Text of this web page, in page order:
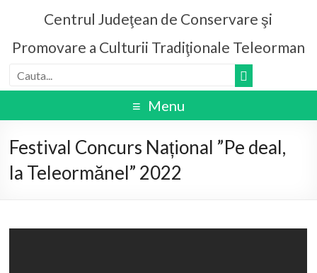
Centrul Judeţean de Conservare şi
Promovare a Culturii Tradiţionale Teleorman
Menu
Festival Concurs Național ”Pe deal,
la Teleormănel” 2022